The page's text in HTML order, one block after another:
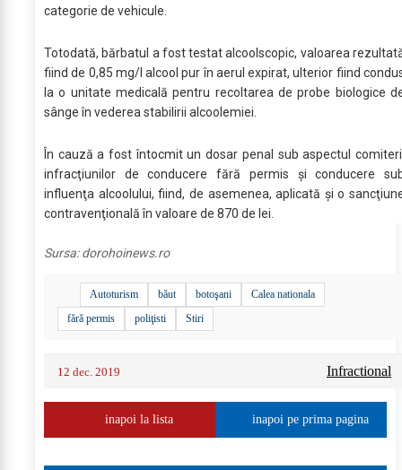
categorie de vehicule.
Totodată, bărbatul a fost testat alcoolscopic, valoarea
fiind de 0,85 mg/l alcool pur în aerul expirat, ulterior fiind
la o unitate medicală pentru recoltarea de probe biologice
sânge în vederea stabilirii alcoolemiei.
În cauză a fost întocmit un dosar penal sub aspectul
infracţiunilor de conducere fără permis şi conducere
influenţa alcoolului, fiind, de asemenea, aplicată şi o
contravenţională în valoare de 870 de lei.
Sursa:dorohoinews.ro
Autoturism băut botoşani
Calea nationala
fără permis
poliţisti Stiri
12 dec. 2019 Infractional
inapoi la lista inapoi pe prima pagina